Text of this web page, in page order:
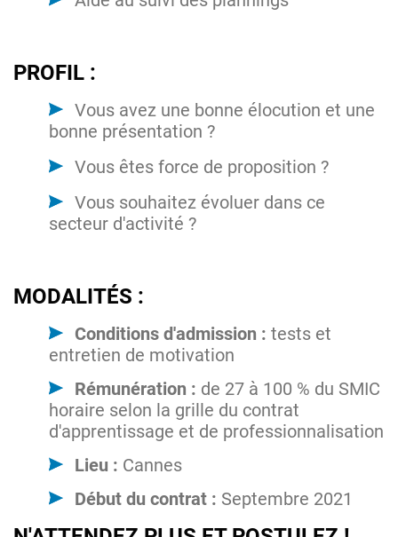
PROFIL :
Vous avez une bonne élocution et une
bonne présentation ?
Vous êtes force de proposition ?
Vous souhaitez évoluer dans ce
secteur d'activité ?
MODALITÉS :
Conditions d'admission : tests et
entretien de motivation
Rémunération : de 27 à 100 % du SMIC
horaire selon la grille du contrat
d'apprentissage et de professionnalisation
Lieu : Cannes
Début du contrat : Septembre 2021